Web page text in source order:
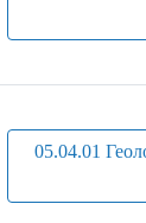
05.04.01